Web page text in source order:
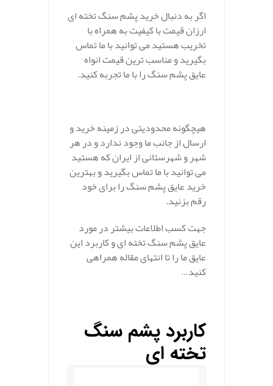
اگر به دنبال خرید پشم سنگ تخته ای
ارزان قیمت با کیفیت به همراه با
تخریب هستید می توانید با ما تماس
بگیرید و مناسب ترین قیمت انواه
عایق پشم سنگ را با ما تجربه کنید.
هیچگونه محدودیتی در زمینه خرید و
ارسال از جانب ما وجود ندارد و در هر
شهر و شهرستانی از ایران که هستید
می توانید با ما تماس بگیرید و بهترین
خرید عایق پشم سنگ را برای خود
رقم بزنید.
جهت کسب اطلاعات بیشتر در مورد
عایق پشم سنگ تخته ای و کاربرد این
عایق ما را تا انتهای مقاله همراهی
کنید…
کاربرد پشم سنگ
تخته ای